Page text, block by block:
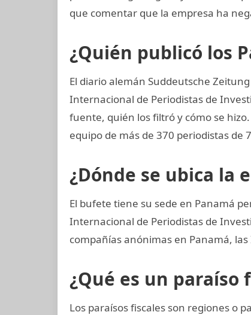
que comentar que la empresa ha
¿Quién publicó los
El diario alemán Suddeutsche
Internacional de Periodistas de
fuente, quién los filtró y cómo se
equipo de más de 370 periodistas de
¿Dónde se ubica la
El bufete tiene su sede en Panamá
Internacional de Periodistas de
compañías anónimas en Panamá,
¿Qué es un paraíso
Los paraísos fiscales son regiones o